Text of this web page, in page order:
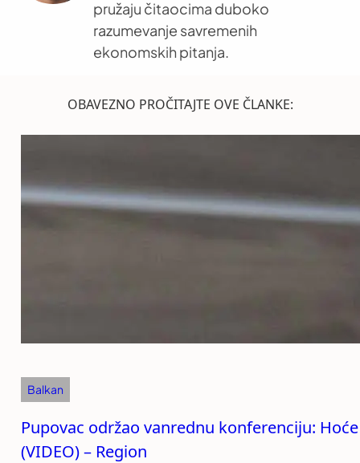
pružaju čitaocima duboko
razumevanje savremenih
ekonomskih pitanja.
OBAVEZNO PROČITAJTE OVE ČLANKE:
Balkan
Pupovac održao vanrednu konferenciju:
(VIDEO) – Region